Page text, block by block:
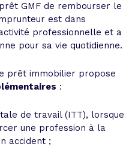
GMF de rembourser le
est dans
professionnelle et a
pour sa vie quotidienne.
prêt immobilier propose
:
de travail (ITT), lorsque
une profession à la
accident ;